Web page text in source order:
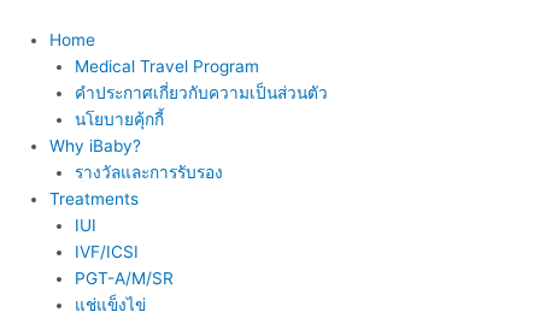
content
Home
Medical Travel Program
คำประกาศเกี่ยวกับความเป็นส่วนตัว
นโยบายคุ้กกี้
Why iBaby?
รางวัลและการรับรอง
Treatments
IUI
IVF/ICSI
PGT-A/M/SR
แช่แข็งไข่